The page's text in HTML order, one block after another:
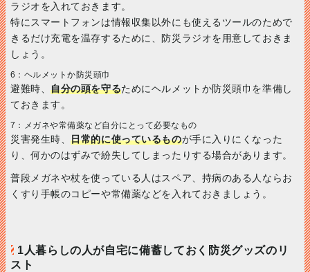
ラジオを入れておきます。
特にスマートフォンは情報収集以外にも使えるツールのためで
きるだけ充電を温存するために、防災ラジオを用意しておきま
しょう。
6：ヘルメットか防災頭巾
避難時、自分の頭を守るためにヘルメットか防災頭巾を準備し
ておきます。
7：メガネや常備薬など自分にとって必要なもの
災害発生時、日常的に使っているものが手に入りにくなった
り、何かのはずみで紛失してしまったりする場合があります。
普段メガネや杖を使っている人はスペア、持病のある人ならお
くすり手帳のコピーや常備薬などを入れておきましょう。
1人暮らしの人が自宅に備蓄しておく防災グッズのリ
スト